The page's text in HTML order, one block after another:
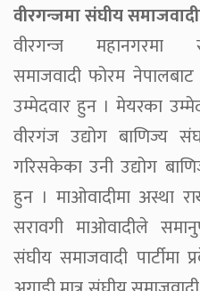
वीरगन्जमा संघीय
वीरगन्ज महानगरमा
समाजवादी फोरम
उम्मेदवार हुन । मेयरका
वीरगंज उद्योग बाणिज्य
गरिसकेका उनी उद्योग
हुन । माओवादीमा अस्था
सरावगी माओवादीले
संघीय समाजवादी